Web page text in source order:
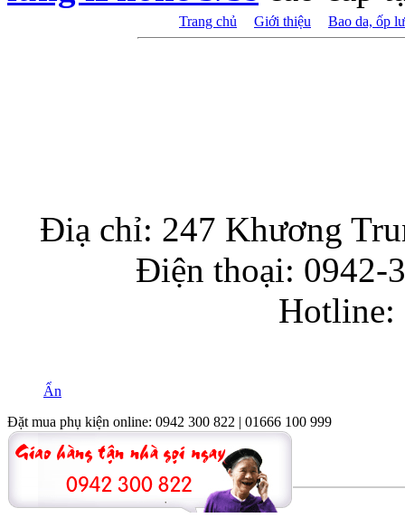
Trang chủ Giới thiệu Bao da, ốp
Điạ chỉ: 247 Khương
Điện thoại: 0942-
Hotline:
Ẩn
Đặt mua phụ kiện online: 0942 300 822 | 01666 100 999